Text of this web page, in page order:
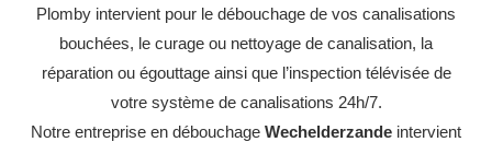
Plomby intervient pour le débouchage de vos canalisations
bouchées, le curage ou nettoyage de canalisation, la
réparation ou égouttage ainsi que l’inspection télévisée de
votre système de canalisations 24h/7.
Notre entreprise en débouchage Wechelderzande intervient